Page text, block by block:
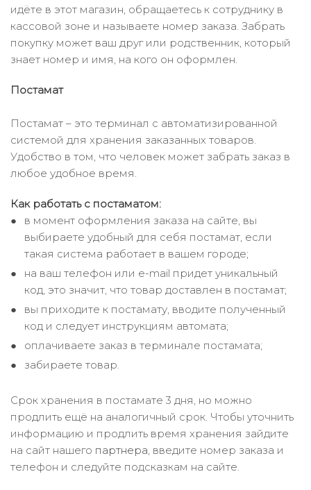
идёте в этот магазин, обращаетесь к сотруднику в
кассовой зоне и называете номер заказа. Забрать
покупку может ваш друг или родственник, который
знает номер и имя, на кого он оформлен.
Постамат
Постамат – это терминал с автоматизированной
системой для хранения заказанных товаров.
Удобство в том, что человек может забрать заказ в
любое удобное время.
Как работать с постаматом:
в момент оформления заказа на сайте, вы
выбираете удобный для себя постамат, если
такая система работает в вашем городе;
на ваш телефон или e-mail придет уникальный
код, это значит, что товар доставлен в постамат;
вы приходите к постамату, вводите полученный
код и следует инструкциям автомата;
оплачиваете заказ в терминале постамата;
забираете товар.
Срок хранения в постамате 3 дня, но можно
продлить ещё на аналогичный срок. Чтобы уточнить
информацию и продлить время хранения зайдите
на сайт нашего партнера, введите номер заказа и
телефон и следуйте подсказкам на сайте.